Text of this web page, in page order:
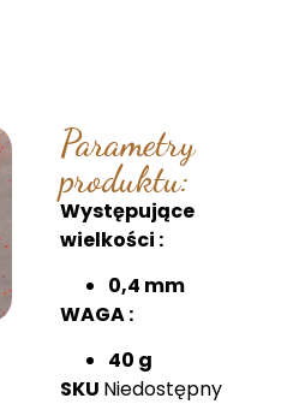
Parametry
produktu:
Występujące
wielkości :
0,4 mm
WAGA :
40 g
SKU Niedostępny